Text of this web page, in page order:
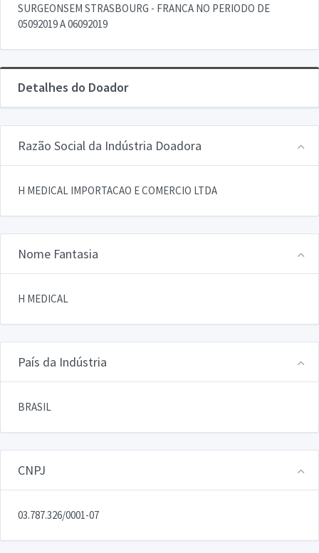
SURGEONSEM STRASBOURG - FRANCA NO PERIODO DE
05092019 A 06092019
Detalhes do Doador
Razão Social da Indústria Doadora
H MEDICAL IMPORTACAO E COMERCIO LTDA
Nome Fantasia
H MEDICAL
País da Indústria
BRASIL
CNPJ
03.787.326/0001-07